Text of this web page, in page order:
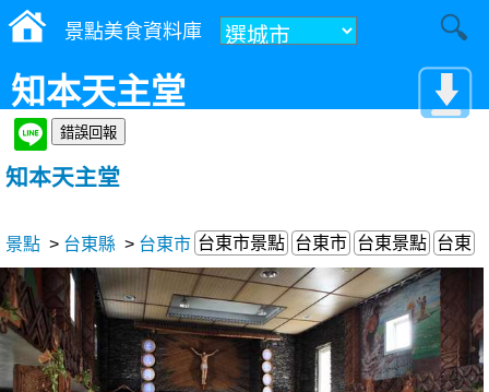
景點美食資料庫
知本天主堂
知本天主堂
景點 > 台東縣 > 台東市 台東市景點 台東市 台東景點 台東